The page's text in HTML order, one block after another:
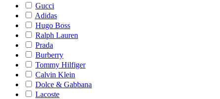
Gucci
Adidas
Hugo Boss
Ralph Lauren
Prada
Burberry
Tommy Hilfiger
Calvin Klein
Dolce & Gabbana
Lacoste